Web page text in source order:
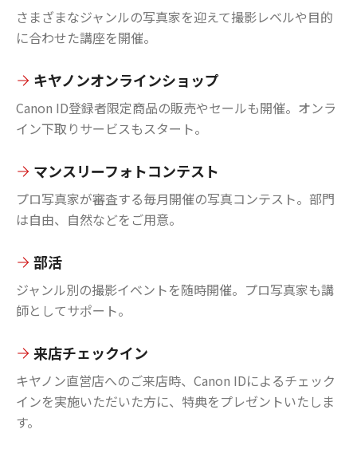
さまざまなジャンルの写真家を迎えて撮影レベルや目的
に合わせた講座を開催。
キヤノンオンラインショップ
Canon ID登録者限定商品の販売やセールも開催。オンラ
イン下取りサービスもスタート。
マンスリーフォトコンテスト
プロ写真家が審査する毎月開催の写真コンテスト。部門
は自由、自然などをご用意。
部活
ジャンル別の撮影イベントを随時開催。プロ写真家も講
師としてサポート。
来店チェックイン
キヤノン直営店へのご来店時、Canon IDによるチェック
インを実施いただいた方に、特典をプレゼントいたしま
す。